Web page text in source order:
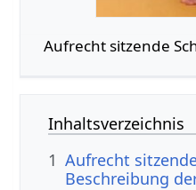
Aufrecht sitzende
Inhaltsverzeichnis
1 Aufrecht
Beschreibung